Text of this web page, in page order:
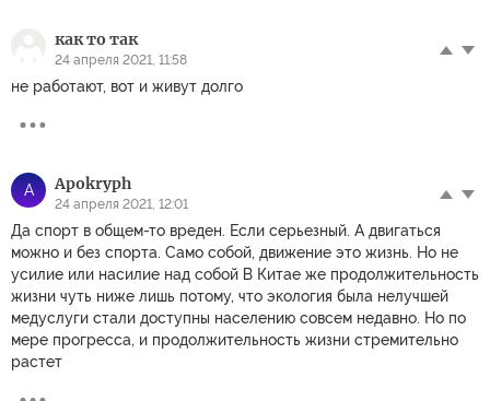
как то так
24 апреля 2021, 11:58
не работают, вот и живут долго
A Apokryph
24 апреля 2021, 12:01
Да спорт в общем-то вреден. Если серьезный. А двигаться
можно и без спорта. Само собой, движение это жизнь. Но не
усилие или насилие над собой В Китае же продолжительность
жизни чуть ниже лишь потому, что экология была нелучшей
медуслуги стали доступны населению совсем недавно. Но по
мере прогресса, и продолжительность жизни стремительно
растет